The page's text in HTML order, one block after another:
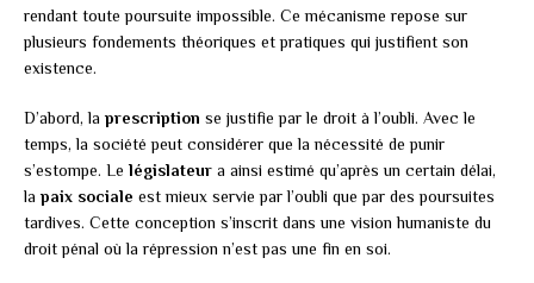
rendant toute poursuite impossible. Ce mécanisme repose sur
plusieurs fondements théoriques et pratiques qui justifient son
existence.
D’abord, la prescription se justifie par le droit à l’oubli. Avec le
temps, la société peut considérer que la nécessité de punir
s’estompe. Le législateur a ainsi estimé qu’après un certain délai,
la paix sociale est mieux servie par l’oubli que par des poursuites
tardives. Cette conception s’inscrit dans une vision humaniste du
droit pénal où la répression n’est pas une fin en soi.